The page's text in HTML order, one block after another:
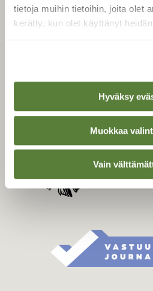
tietoja muihin tietoihin, joita olet
kerätty, kun olet käyttänyt
Hyväksy
Muokkaa
Vain